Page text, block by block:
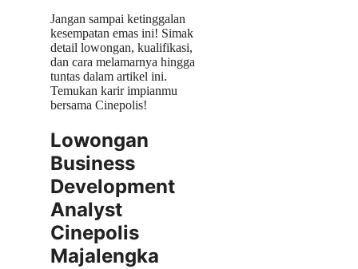
Jangan sampai ketinggalan
kesempatan emas ini! Simak
detail lowongan, kualifikasi,
dan cara melamarnya hingga
tuntas dalam artikel ini.
Temukan karir impianmu
bersama Cinepolis!
Lowongan
Business
Development
Analyst
Cinepolis
Majalengka